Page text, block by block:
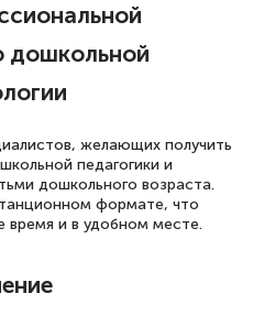
за курс
"Эксперт ЕГЭ по
помогли
дошкольной
желающих получить
педагогики и
дошкольного возраста.
формате, что
время и в удобном месте.